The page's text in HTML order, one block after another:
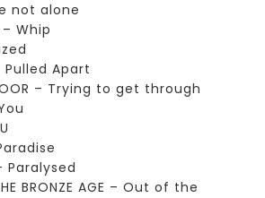
not alone
– Whip
Pulled Apart
– Trying to get through
Paralysed
BRONZE AGE – Out of the